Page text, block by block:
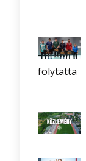
folytatta